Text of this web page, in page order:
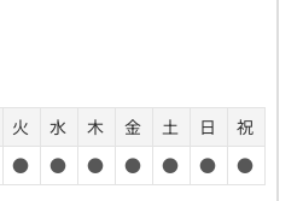
火 水 木 金 土 日
祝
● ● ● ● ● ● ●